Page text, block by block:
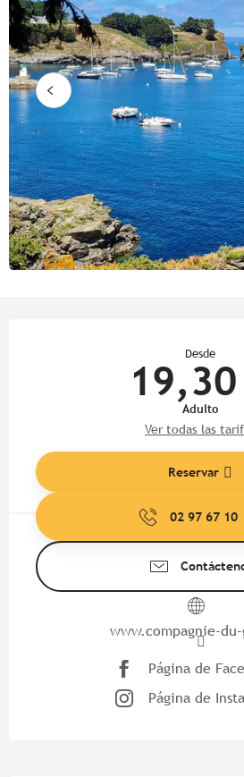
Desde
Adulto
Ver todas las
Reservar
02 97 67 10
www.compagnie-
Página de
Página de